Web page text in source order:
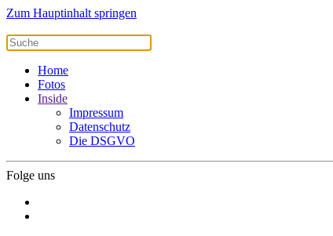
Zum Hauptinhalt springen
Home
Fotos
Inside
Impressum
Datenschutz
Die DSGVO
Folge uns